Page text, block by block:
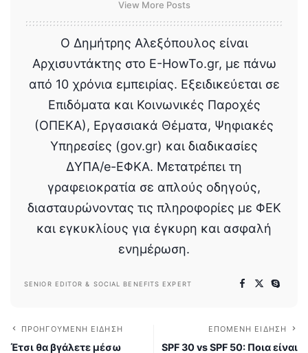
View More Posts
Ο Δημήτρης Αλεξόπουλος είναι
Αρχισυντάκτης στο E-HowTo.gr, με πάνω
από 10 χρόνια εμπειρίας. Εξειδικεύεται σε
Επιδόματα και Κοινωνικές Παροχές
(ΟΠΕΚΑ), Εργασιακά Θέματα, Ψηφιακές
Υπηρεσίες (gov.gr) και διαδικασίες
ΔΥΠΑ/e-ΕΦΚΑ. Μετατρέπει τη
γραφειοκρατία σε απλούς οδηγούς,
διασταυρώνοντας τις πληροφορίες με ΦΕΚ
και εγκυκλίους για έγκυρη και ασφαλή
ενημέρωση.
SENIOR EDITOR & SOCIAL BENEFITS EXPERT
ΠΡΟΗΓΟΎΜΕΝΗ ΕΊΔΗΣΗ
Έτσι θα βγάλετε μέσω
ΕΠΌΜΕΝΗ ΕΊΔΗΣΗ
SPF 30 vs SPF 50: Ποια είναι